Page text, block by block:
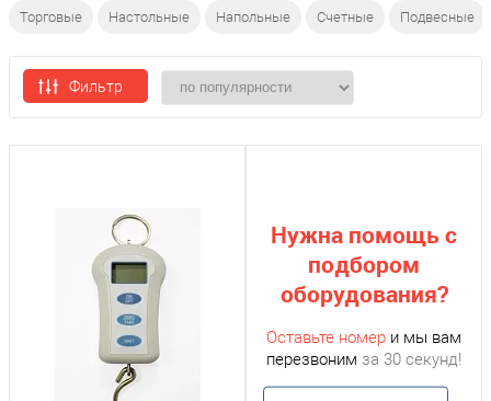
Торговые Настольные Напольные Счетные Подвесные
Фильтр
Нужна помощь с
подбором
оборудования?
Оставьте номер и мы вам
перезвоним за 30 секунд!